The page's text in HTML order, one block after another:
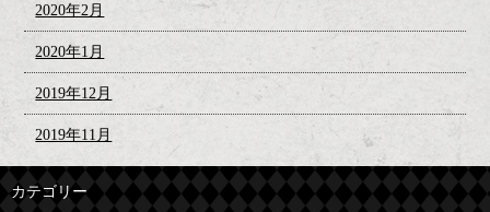
2020年2月
2020年1月
2019年12月
2019年11月
カテゴリー